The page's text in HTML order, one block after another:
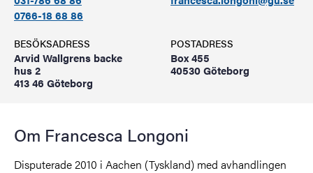
0766-18 68 86
BESÖKSADRESS
Arvid Wallgrens backe
hus 2
413 46 Göteborg
POSTADRESS
Box 455
40530 Göteborg
Om Francesca Longoni
Disputerade 2010 i Aachen (Tyskland) med avhandlingen